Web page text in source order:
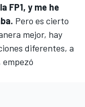
FP1, y me he
Pero es cierto
mejor, hay
diferentes, a